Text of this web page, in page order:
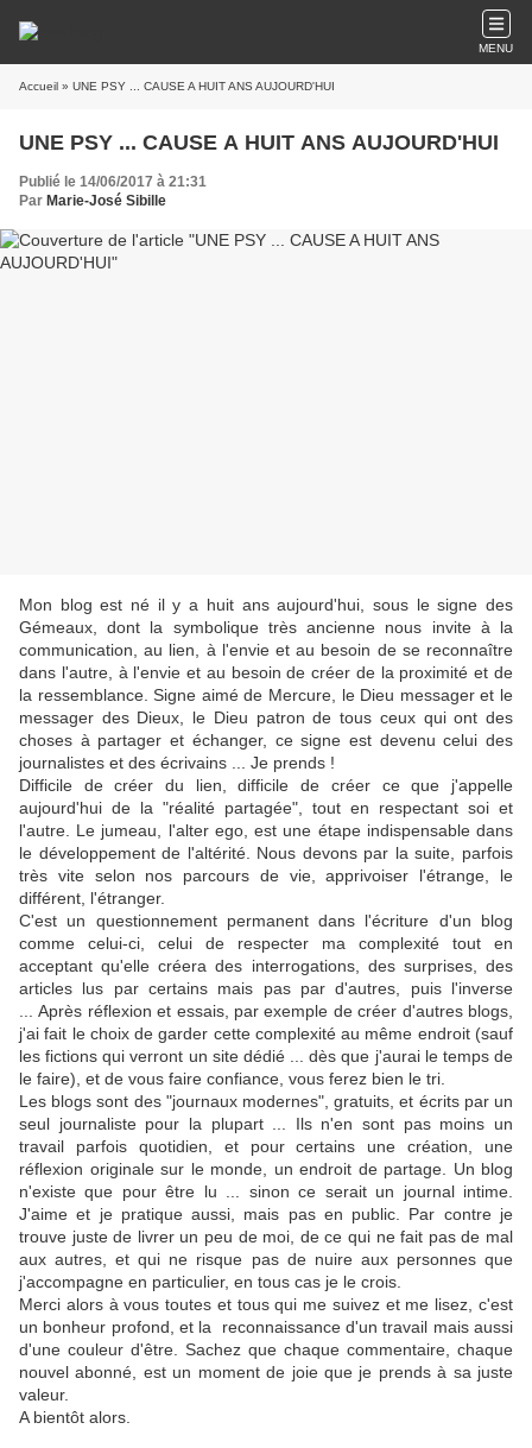
MENU
Accueil » UNE PSY ... CAUSE A HUIT ANS AUJOURD'HUI
UNE PSY ... CAUSE A HUIT ANS AUJOURD'HUI
Publié le 14/06/2017 à 21:31
Par Marie-José Sibille
Mon blog est né il y a huit ans aujourd'hui, sous le signe des
Gémeaux, dont la symbolique très ancienne nous invite à la
communication, au lien, à l'envie et au besoin de se reconnaître
dans l'autre, à l'envie et au besoin de créer de la proximité et de
la ressemblance. Signe aimé de Mercure, le Dieu messager et le
messager des Dieux, le Dieu patron de tous ceux qui ont des
choses à partager et échanger, ce signe est devenu celui des
journalistes et des écrivains ... Je prends !
Difficile de créer du lien, difficile de créer ce que j'appelle
aujourd'hui de la "réalité partagée", tout en respectant soi et
l'autre. Le jumeau, l'alter ego, est une étape indispensable dans
le développement de l'altérité. Nous devons par la suite, parfois
très vite selon nos parcours de vie, apprivoiser l'étrange, le
différent, l'étranger.
C'est un questionnement permanent dans l'écriture d'un blog
comme celui-ci, celui de respecter ma complexité tout en
acceptant qu'elle créera des interrogations, des surprises, des
articles lus par certains mais pas par d'autres, puis l'inverse
... Après réflexion et essais, par exemple de créer d'autres blogs,
j'ai fait le choix de garder cette complexité au même endroit (sauf
les fictions qui verront un site dédié ... dès que j'aurai le temps de
le faire), et de vous faire confiance, vous ferez bien le tri.
Les blogs sont des "journaux modernes", gratuits, et écrits par un
seul journaliste pour la plupart ... Ils n'en sont pas moins un
travail parfois quotidien, et pour certains une création, une
réflexion originale sur le monde, un endroit de partage. Un blog
n'existe que pour être lu ... sinon ce serait un journal intime.
J'aime et je pratique aussi, mais pas en public. Par contre je
trouve juste de livrer un peu de moi, de ce qui ne fait pas de mal
aux autres, et qui ne risque pas de nuire aux personnes que
j'accompagne en particulier, en tous cas je le crois.
Merci alors à vous toutes et tous qui me suivez et me lisez, c'est
un bonheur profond, et la reconnaissance d'un travail mais aussi
d'une couleur d'être. Sachez que chaque commentaire, chaque
nouvel abonné, est un moment de joie que je prends à sa juste
valeur.
A bientôt alors.